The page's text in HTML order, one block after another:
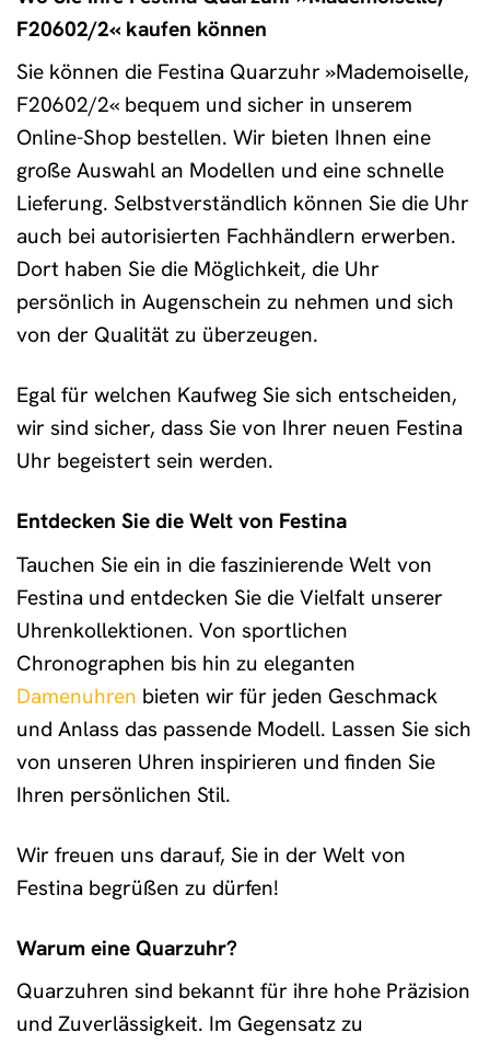
F20602/2« kaufen können
Sie können die Festina Quarzuhr »Mademoiselle,
F20602/2« bequem und sicher in unserem
Online-Shop bestellen. Wir bieten Ihnen eine
große Auswahl an Modellen und eine schnelle
Lieferung. Selbstverständlich können Sie die Uhr
auch bei autorisierten Fachhändlern erwerben.
Dort haben Sie die Möglichkeit, die Uhr
persönlich in Augenschein zu nehmen und sich
von der Qualität zu überzeugen.
Egal für welchen Kaufweg Sie sich entscheiden,
wir sind sicher, dass Sie von Ihrer neuen Festina
Uhr begeistert sein werden.
Entdecken Sie die Welt von Festina
Tauchen Sie ein in die faszinierende Welt von
Festina und entdecken Sie die Vielfalt unserer
Uhrenkollektionen. Von sportlichen
Chronographen bis hin zu eleganten
Damenuhren bieten wir für jeden Geschmack
und Anlass das passende Modell. Lassen Sie sich
von unseren Uhren inspirieren und finden Sie
Ihren persönlichen Stil.
Wir freuen uns darauf, Sie in der Welt von
Festina begrüßen zu dürfen!
Warum eine Quarzuhr?
Quarzuhren sind bekannt für ihre hohe Präzision
und Zuverlässigkeit. Im Gegensatz zu